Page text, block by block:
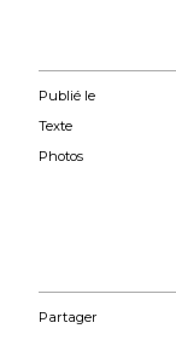
Publié le
Texte
Photos
Partager